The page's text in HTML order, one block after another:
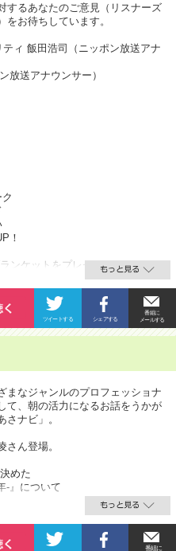
するあなたのご意見（リスナーズ
をお待ちしています。
ティ 飯田浩司（ニッポン放送アナ
放送アナウンサー）
！
ンケットをプレゼント。
まなジャンルのプロフェッショナ
て、朝の活力になるお話をうかが
さナビ」。
さん登場。
めた
-』について